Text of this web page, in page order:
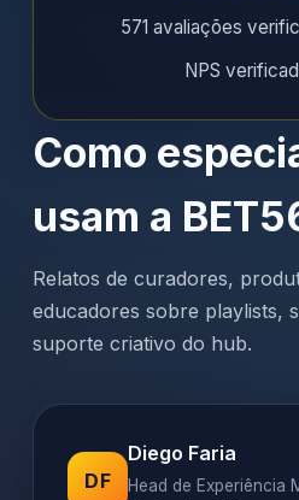
571 avaliações
NPS
Como
usam a
Relatos de curadores,
educadores sobre playlists,
suporte criativo do hub.
DF
Diego Faria
Head de Experiência